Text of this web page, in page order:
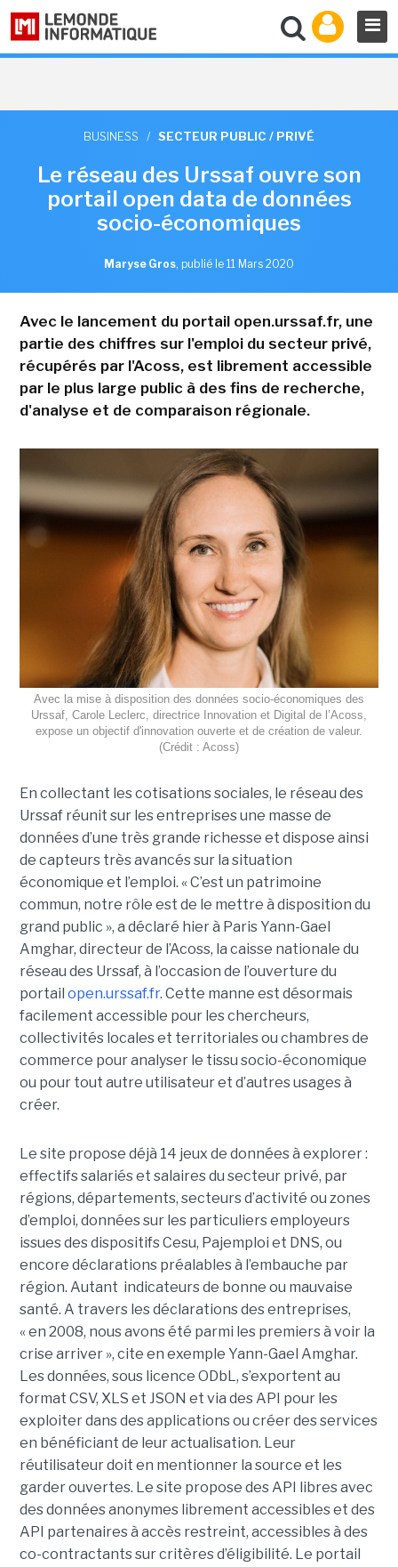
BUSINESS / SECTEUR PUBLIC / PRIVÉ
Le réseau des Urssaf ouvre son
portail open data de données
socio-économiques
Maryse Gros, publié le 11 Mars 2020
Avec le lancement du portail open.urssaf.fr, une
partie des chiffres sur l'emploi du secteur privé,
récupérés par l'Acoss, est librement accessible
par le plus large public à des fins de recherche,
d'analyse et de comparaison régionale.
Avec la mise à disposition des données socio-économiques des
Urssaf, Carole Leclerc, directrice Innovation et Digital de l’Acoss,
expose un objectif d'innovation ouverte et de création de valeur.
(Crédit : Acoss)
En collectant les cotisations sociales, le réseau des
Urssaf réunit sur les entreprises une masse de
données d’une très grande richesse et dispose ainsi
de capteurs très avancés sur la situation
économique et l’emploi. « C’est un patrimoine
commun, notre rôle est de le mettre à disposition du
grand public », a déclaré hier à Paris Yann-Gael
Amghar, directeur de l’Acoss, la caisse nationale du
réseau des Urssaf, à l’occasion de l’ouverture du
portail open.urssaf.fr. Cette manne est désormais
facilement accessible pour les chercheurs,
collectivités locales et territoriales ou chambres de
commerce pour analyser le tissu socio-économique
ou pour tout autre utilisateur et d’autres usages à
créer.
Le site propose déjà 14 jeux de données à explorer :
effectifs salariés et salaires du secteur privé, par
régions, départements, secteurs d’activité ou zones
d’emploi, données sur les particuliers employeurs
issues des dispositifs Cesu, Pajemploi et DNS, ou
encore déclarations préalables à l’embauche par
région. Autant indicateurs de bonne ou mauvaise
santé. A travers les déclarations des entreprises,
« en 2008, nous avons été parmi les premiers à voir la
crise arriver », cite en exemple Yann-Gael Amghar.
Les données, sous licence ODbL, s’exportent au
format CSV, XLS et JSON et via des API pour les
exploiter dans des applications ou créer des services
en bénéficiant de leur actualisation. Leur
réutilisateur doit en mentionner la source et les
garder ouvertes. Le site propose des API libres avec
des données anonymes librement accessibles et des
API partenaires à accès restreint, accessibles à des
co-contractants sur critères d’éligibilité. Le portail